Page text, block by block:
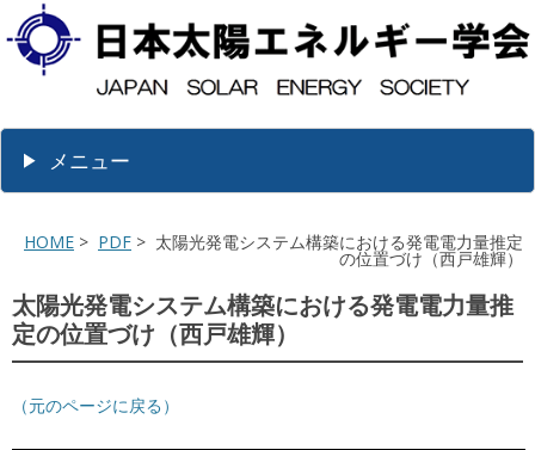
メニュー
HOME > PDF > 太陽光発電システム構築における発電電力量推定
の位置づけ（西戸雄輝）
太陽光発電システム構築における発電電力量推
定の位置づけ（西戸雄輝）
（元のページに戻る）